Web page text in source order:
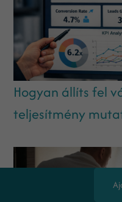
Hogyan állíts fel
teljesítmény